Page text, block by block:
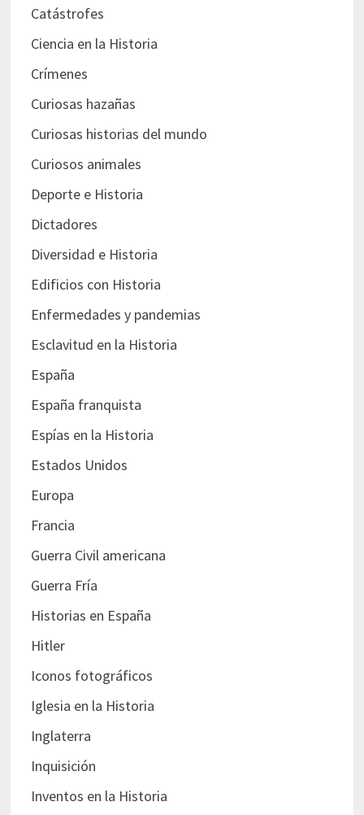
Catástrofes
Ciencia en la Historia
Crímenes
Curiosas hazañas
Curiosas historias del mundo
Curiosos animales
Deporte e Historia
Dictadores
Diversidad e Historia
Edificios con Historia
Enfermedades y pandemias
Esclavitud en la Historia
España
España franquista
Espías en la Historia
Estados Unidos
Europa
Francia
Guerra Civil americana
Guerra Fría
Historias en España
Hitler
Iconos fotográficos
Iglesia en la Historia
Inglaterra
Inquisición
Inventos en la Historia